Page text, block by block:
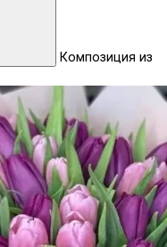
Композиция из